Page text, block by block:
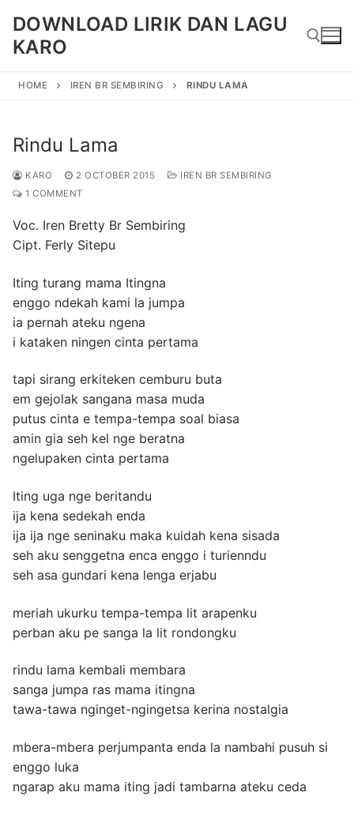
content
DOWNLOAD LIRIK DAN LAGU
KARO
HOME IREN BR SEMBIRING RINDU LAMA
Rindu Lama
KARO 2 OCTOBER 2015
IREN BR SEMBIRING
1 COMMENT
Voc. Iren Bretty Br Sembiring
Cipt. Ferly Sitepu
Iting turang mama Itingna
enggo ndekah kami la jumpa
ia pernah ateku ngena
i kataken ningen cinta pertama
tapi sirang erkiteken cemburu buta
em gejolak sangana masa muda
putus cinta e tempa-tempa soal biasa
amin gia seh kel nge beratna
ngelupaken cinta pertama
Iting uga nge beritandu
ija kena sedekah enda
ija ija nge seninaku maka kuidah kena sisada
seh aku senggetna enca enggo i turienndu
seh asa gundari kena lenga erjabu
meriah ukurku tempa-tempa lit arapenku
perban aku pe sanga la lit rondongku
rindu lama kembali membara
sanga jumpa ras mama itingna
tawa-tawa nginget-ngingetsa kerina nostalgia
mbera-mbera perjumpanta enda la nambahi pusuh si
enggo luka
ngarap aku mama iting jadi tambarna ateku ceda